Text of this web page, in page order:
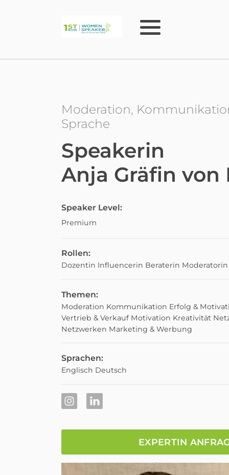
Moderation,
Sprache
Speakerin
Anja Gräfin von
Speaker Level:
Premium
Rollen:
Dozentin Influencerin Beraterin Moderatorin
Themen:
Moderation Kommunikation Erfolg &
Vertrieb & Verkauf Motivation Kreativität
Netzwerken Marketing & Werbung
Sprachen:
Englisch Deutsch
EXPERTIN